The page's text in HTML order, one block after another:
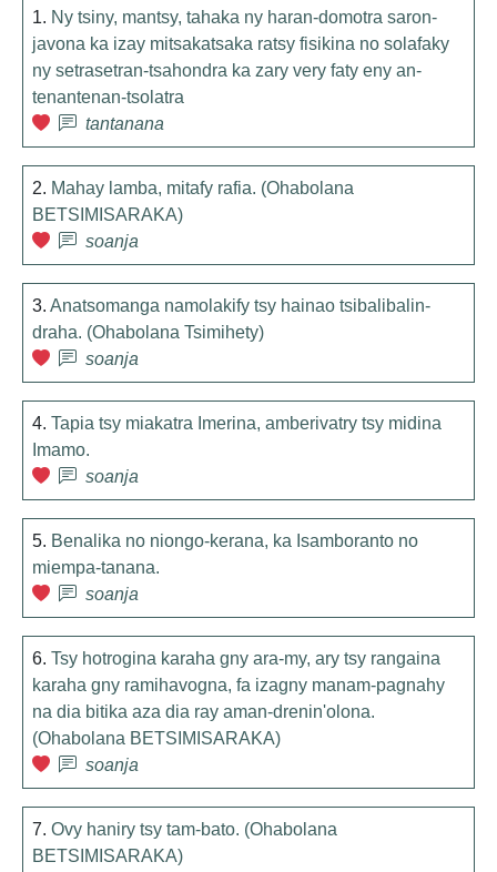
1. Ny tsiny, mantsy, tahaka ny haran-domotra saron-
javona ka izay mitsakatsaka ratsy fisikina no solafaky
ny setrasetran-tsahondra ka zary very faty eny an-
tenantenan-tsolatra
tantanana
2. Mahay lamba, mitafy rafia. (Ohabolana
BETSIMISARAKA)
soanja
3. Anatsomanga namolakify tsy hainao tsibalibalin-
draha. (Ohabolana Tsimihety)
soanja
4. Tapia tsy miakatra Imerina, amberivatry tsy midina
Imamo.
soanja
5. Benalika no niongo-kerana, ka Isamboranto no
miempa-tanana.
soanja
6. Tsy hotrogina karaha gny ara-my, ary tsy rangaina
karaha gny ramihavogna, fa izagny manam-pagnahy
na dia bitika aza dia ray aman-drenin'olona.
(Ohabolana BETSIMISARAKA)
soanja
7. Ovy haniry tsy tam-bato. (Ohabolana
BETSIMISARAKA)